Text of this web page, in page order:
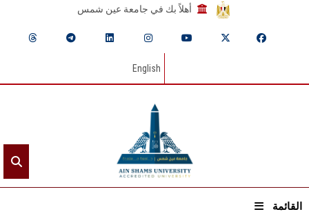
أهلاً بك في جامعة عين شمس
English
القائمة